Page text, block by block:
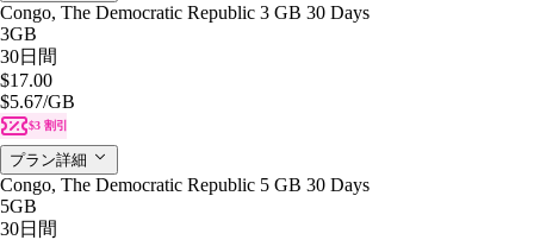
Congo, The Democratic Republic 3 GB 30 Days
3GB
30日間
$17.00
$5.67/GB
$3 割引
プラン詳細
Congo, The Democratic Republic 5 GB 30 Days
5GB
30日間